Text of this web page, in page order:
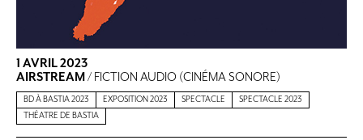
1 AVRIL 2023
AIRSTREAM / FICTION AUDIO (CINÉMA SONORE)
BD À BASTIA 2023 EXPOSITION 2023 SPECTACLE
SPECTACLE 2023
THÉATRE DE BASTIA